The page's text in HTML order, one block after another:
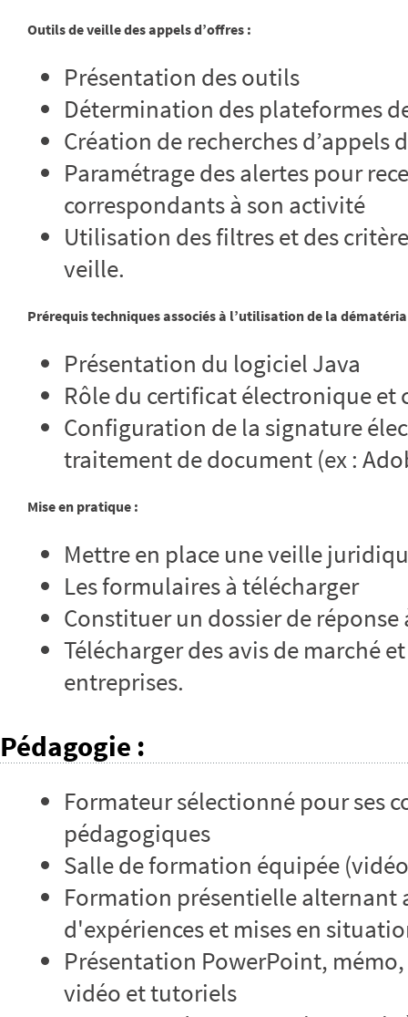
Outils de veille des appels d’offres :
Présentation des outils
Détermination des plateformes
Création de recherches d’appels
Paramétrage des alertes pour
correspondants à son activité
Utilisation des filtres et des
veille.
Prérequis techniques associés à l’utilisation de la
Présentation du logiciel Java
Rôle du certificat électronique et
Configuration de la signature
traitement de document (ex :
Mise en pratique :
Mettre en place une veille
Les formulaires à télécharger
Constituer un dossier de
Télécharger des avis de marché
entreprises.
Pédagogie :
Formateur sélectionné pour ses
pédagogiques
Salle de formation équipée
Formation présentielle
d'expériences et mises en
Présentation PowerPoint,
vidéo et tutoriels